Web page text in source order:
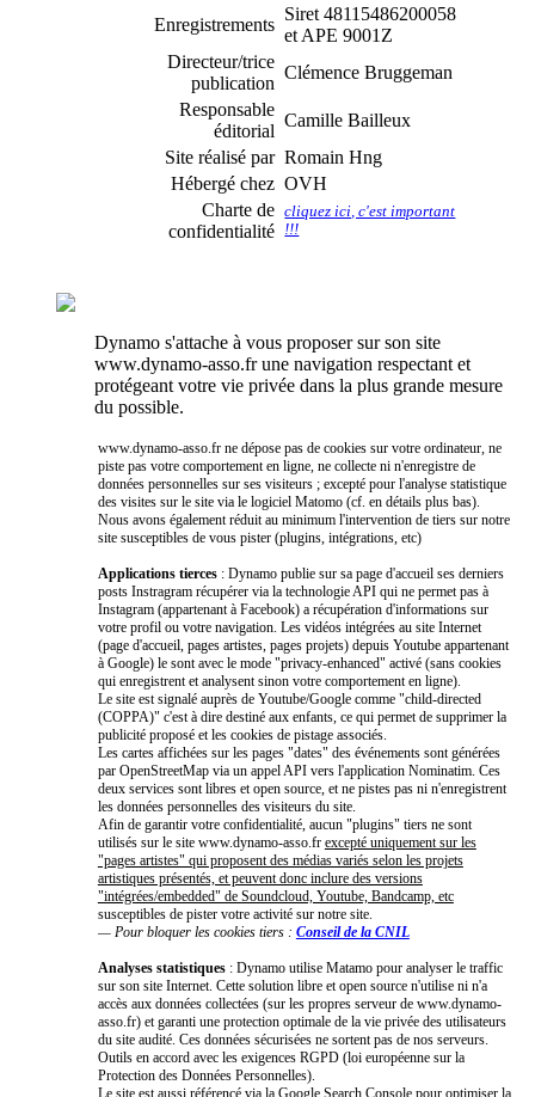
Enregistrements
Siret 48115486200058
et APE 9001Z
Directeur/trice
publication
Clémence Bruggeman
Responsable
éditorial
Camille Bailleux
Site réalisé par Romain Hng
Hébergé chez OVH
Charte de
confidentialité
cliquez ici, c'est important
!!!
Dynamo s'attache à vous proposer sur son site
www.dynamo-asso.fr une navigation respectant et
protégeant votre vie privée dans la plus grande mesure
du possible.
www.dynamo-asso.fr ne dépose pas de cookies sur votre ordinateur, ne
piste pas votre comportement en ligne, ne collecte ni n'enregistre de
données personnelles sur ses visiteurs ; excepté pour l'analyse statistique
des visites sur le site via le logiciel Matomo (cf. en détails plus bas).
Nous avons également réduit au minimum l'intervention de tiers sur notre
site susceptibles de vous pister (plugins, intégrations, etc)
Applications tierces : Dynamo publie sur sa page d'accueil ses derniers
posts Instragram récupérer via la technologie API qui ne permet pas à
Instagram (appartenant à Facebook) a récupération d'informations sur
votre profil ou votre navigation. Les vidéos intégrées au site Internet
(page d'accueil, pages artistes, pages projets) depuis Youtube appartenant
à Google) le sont avec le mode "privacy-enhanced" activé (sans cookies
qui enregistrent et analysent sinon votre comportement en ligne).
Le site est signalé auprès de Youtube/Google comme "child-directed
(COPPA)" c'est à dire destiné aux enfants, ce qui permet de supprimer la
publicité proposé et les cookies de pistage associés.
Les cartes affichées sur les pages "dates" des événements sont générées
par OpenStreetMap via un appel API vers l'application Nominatim. Ces
deux services sont libres et open source, et ne pistes pas ni n'enregistrent
les données personnelles des visiteurs du site.
Afin de garantir votre confidentialité, aucun "plugins" tiers ne sont
utilisés sur le site www.dynamo-asso.fr excepté uniquement sur les
"pages artistes" qui proposent des médias variés selon les projets
artistiques présentés, et peuvent donc inclure des versions
"intégrées/embedded" de Soundcloud, Youtube, Bandcamp, etc
susceptibles de pister votre activité sur notre site.
— Pour bloquer les cookies tiers : Conseil de la CNIL
Analyses statistiques : Dynamo utilise Matamo pour analyser le traffic
sur son site Internet. Cette solution libre et open source n'utilise ni n'a
accès aux données collectées (sur les propres serveur de www.dynamo-
asso.fr) et garanti une protection optimale de la vie privée des utilisateurs
du site audité. Ces données sécurisées ne sortent pas de nos serveurs.
Outils en accord avec les exigences RGPD (loi européenne sur la
Protection des Données Personnelles).